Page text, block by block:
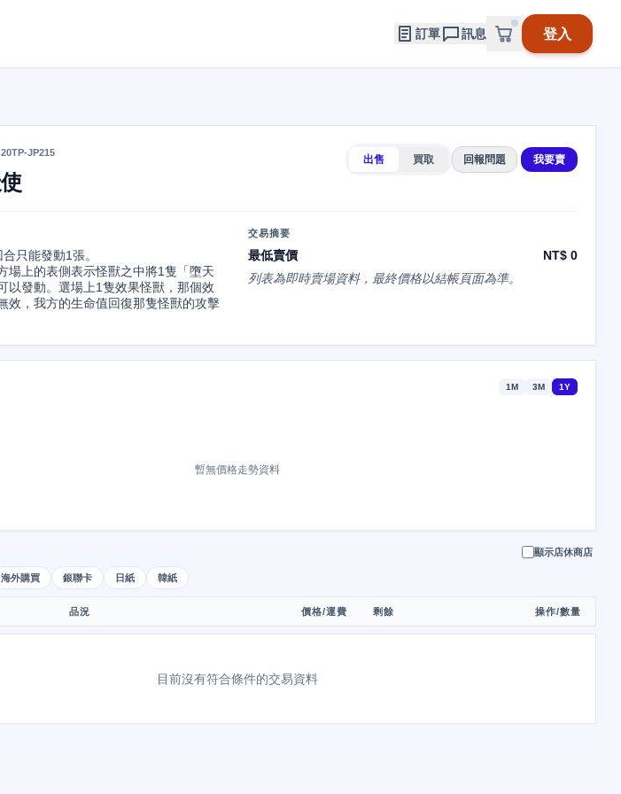
訂單 訊息 登入
20TP-JP215
出售 買取 回報問題 我要賣
只能發動1張。
場上的表側表示怪獸之中將1隻「墮天
以發動。選場上1隻效果怪獸，那個效
效，我方的生命值回復那隻怪獸的攻擊
交易摘要
最低賣價
NT$ 0
列表為即時賣場資料，最終價格以結帳頁面為準。
1M 3M 1Y
暫無價格走勢資料
顯示店休商店
海外購買 銀聯卡 日紙 韓紙
品況 價格/運費 剩餘 操作/數量
目前沒有符合條件的交易資料